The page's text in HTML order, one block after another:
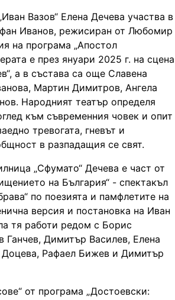
Вазов“ Елена Дечева участва в
Иванов, режисиран от Любомир
на програма „Апостол
е през януари 2025 г. на сцена
а в състава са още Славена
Мартин Димитров, Ангела
Народният театър определя
към съвременния човек и опит
тревогата, гневът и
в разпадащия се свят.
„Сфумато“ Дечева е част от
на България“ - спектакъл
по поезията и памфлетите на
версия и постановка на Иван
тя работи редом с Борис
Ганчев, Димитър Василев, Елена
Доцева, Рафаел Бижев и Димитър
от програма „Достоевски: